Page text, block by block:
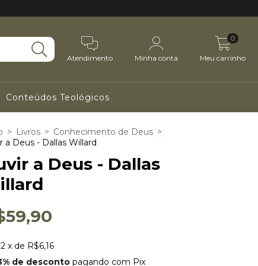
Atendimento Minha conta Meu carrinho
0
Conteúdos Teológicos
> Livros > Conhecimento de Deus >
a Deus - Dallas Willard
a Deus - Dallas
x de R$6,16
de descontopagando com Pix